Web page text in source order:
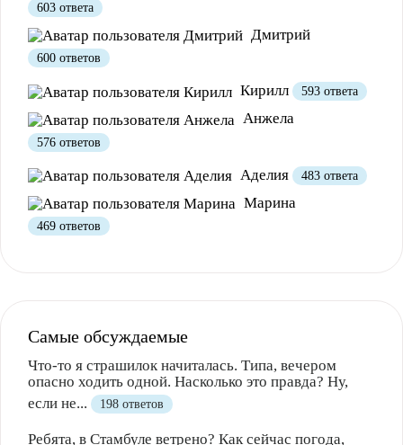
603 ответа
Дмитрий
600 ответов
Кирилл 593 ответа
Анжела
576 ответов
Аделия 483 ответа
Марина
469 ответов
Самые обсуждаемые
Что-то я страшилок начиталась. Типа, вечером
опасно ходить одной. Насколько это правда? Ну,
если не...
198 ответов
Ребята, в Стамбуле ветрено? Как сейчас погода,